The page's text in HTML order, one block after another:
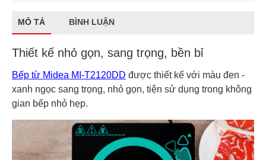
MÔ TẢ BÌNH LUẬN
Thiết kế nhỏ gọn, sang trọng, bền bỉ
Bếp từ Midea MI-T2120DD được thiết kế với màu đen -
xanh ngọc sang trọng, nhỏ gọn, tiện sử dụng trong không
gian bếp nhỏ hẹp.